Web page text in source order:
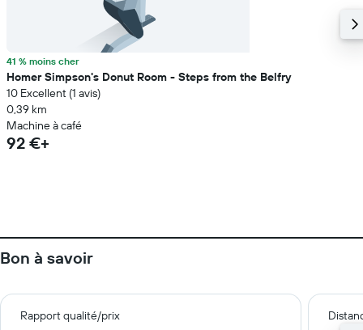
41 % moins cher
Homer Simpson's Donut Room - Steps from the Belfry
10 Excellent (1 avis)
0,39 km
Machine à café
92 €+
Bon à savoir
Rapport qualité/prix